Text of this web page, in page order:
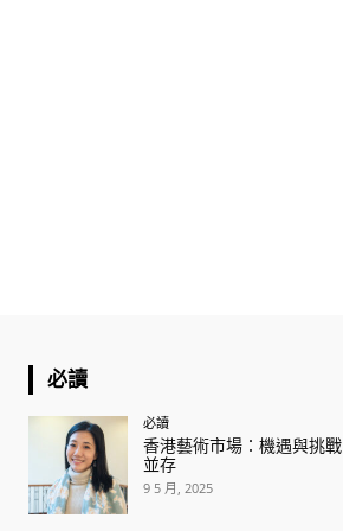
必讀
必讀
香港藝術市場：機遇與挑戰
並存
9 5 月, 2025